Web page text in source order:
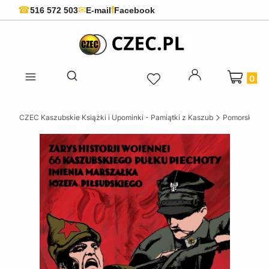
☎516 572 503✉E-mailfFacebook
Otwórz wyszukiwarkę
Produkty
CZEC Kaszubskie Książki i Upominki - Pamiątki z Kaszub Pomorskie